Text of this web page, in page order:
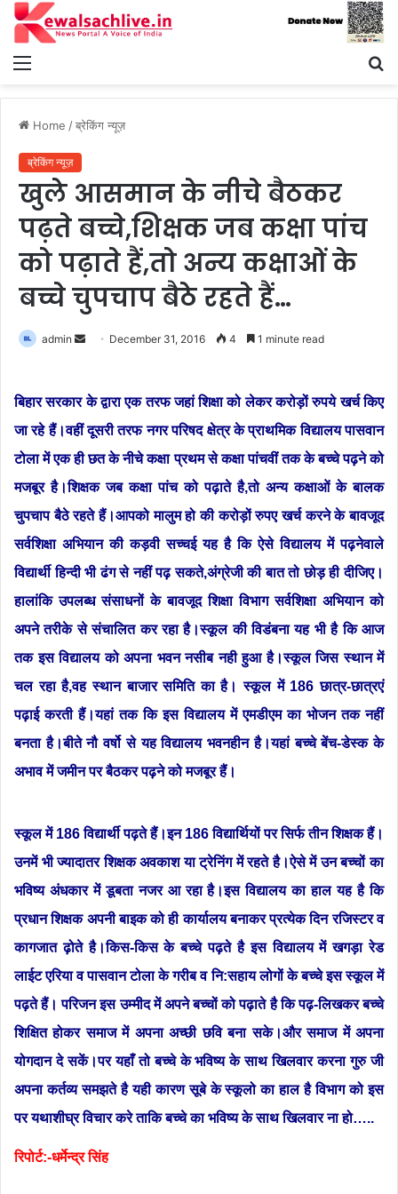
Menu
Home /ब्रेकिंग न्यूज़
ब्रेकिंग न्यूज़
खुले आसमान के नीचे बैठकर
पढ़ते बच्चे,शिक्षक जब कक्षा पांच
को पढ़ाते हैं,तो अन्य कक्षाओं के
बच्चे चुपचाप बैठे रहते हैं…
admin
Send December 31, 2016 4 1 minute read
बिहार सरकार के द्वारा एक तरफ जहां शिक्षा को लेकर करोड़ों रुपये खर्च किए
जा रहे हैं।वहीं दूसरी तरफ नगर परिषद क्षेत्र के प्राथमिक विद्यालय पासवान
टोला में एक ही छत के नीचे कक्षा प्रथम से कक्षा पांचवीं तक के बच्चे पढ़ने को
मजबूर है।शिक्षक जब कक्षा पांच को पढ़ाते है,तो अन्य कक्षाओं के बालक
चुपचाप बैठे रहते हैं।आपको मालुम हो की करोड़ों रुपए खर्च करने के बावजूद
सर्वशिक्षा अभियान की कड़वी सच्चई यह है कि ऐसे विद्यालय में पढ़नेवाले
विद्यार्थी हिन्दी भी ढंग से नहीं पढ़ सकते,अंग्रेजी की बात तो छोड़ ही दीजिए।
हालांकि उपलब्ध संसाधनों के बावजूद शिक्षा विभाग सर्वशिक्षा अभियान को
अपने तरीके से संचालित कर रहा है।स्कूल की विडंबना यह भी है कि आज
तक इस विद्यालय को अपना भवन नसीब नही हुआ है।स्कूल जिस स्थान में
चल रहा है,वह स्थान बाजार समिति का है। स्कूल में 186 छात्र-छात्रएं
पढ़ाई करती हैं।यहां तक कि इस विद्यालय में एमडीएम का भोजन तक नहीं
बनता है।बीते नौ वर्षो से यह विद्यालय भवनहीन है।यहां बच्चे बेंच-डेस्क के
अभाव में जमीन पर बैठकर पढ़ने को मजबूर हैं।
स्कूल में 186 विद्यार्थी पढ़ते हैं।इन 186 विद्यार्थियों पर सिर्फ तीन शिक्षक हैं।
उनमें भी ज्यादातर शिक्षक अवकाश या ट्रेनिंग में रहते है।ऐसे में उन बच्चों का
भविष्य अंधकार में डूबता नजर आ रहा है।इस विद्यालय का हाल यह है कि
प्रधान शिक्षक अपनी बाइक को ही कार्यालय बनाकर प्रत्येक दिन रजिस्टर व
कागजात ढ़ोते है।किस-किस के बच्चे पढ़ते है इस विद्यालय में खगड़ा रेड
लाईट एरिया व पासवान टोला के गरीब व नि:सहाय लोगों के बच्चे इस स्कूल में
पढ़ते हैं। परिजन इस उम्मीद में अपने बच्चों को पढ़ाते है कि पढ़-लिखकर बच्चे
शिक्षित होकर समाज में अपना अच्छी छवि बना सके।और समाज में अपना
योगदान दे सकें।पर यहाँ तो बच्चे के भविष्य के साथ खिलवार करना गुरु जी
अपना कर्तव्य समझते है यही कारण सूबे के स्कूलो का हाल है विभाग को इस
पर यथाशीघ्र विचार करे ताकि बच्चे का भविष्य के साथ खिलवार ना हो…..
रिपोर्ट:-धर्मेन्द्र सिंह